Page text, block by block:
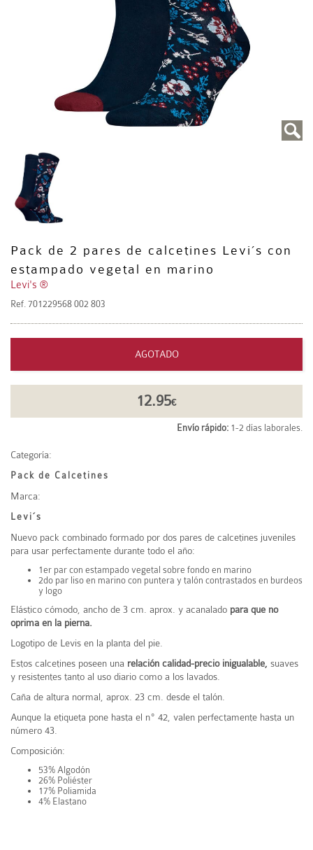
Pack de 2 pares de calcetines Levi´s con
estampado vegetal en marino
Levi's ®
Ref. 701229568 002 803
AGOTADO
12.95€
Envío rápido: 1-2 días laborales.
Categoría:
Pack de Calcetines
Marca:
Levi´s
Nuevo pack combinado formado por dos pares de calcetines juveniles
para usar perfectamente durante todo el año:
1er par con estampado vegetal sobre fondo en marino
2do par liso en marino con puntera y talón contrastados en burdeos
y logo
Elástico cómodo, ancho de 3 cm. aprox. y acanalado para que no
oprima en la pierna.
Logotipo de Levis en la planta del pie.
Estos calcetines poseen una relación calidad-precio inigualable, suaves
y resistentes tanto al uso diario como a los lavados.
Caña de altura normal, aprox. 23 cm. desde el talón.
Aunque la etiqueta pone hasta el nº 42, valen perfectamente hasta un
número 43.
Composición:
53% Algodón
26% Poliéster
17% Poliamida
4% Elastano